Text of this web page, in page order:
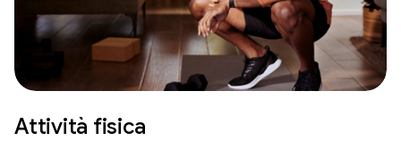
Attività fisica